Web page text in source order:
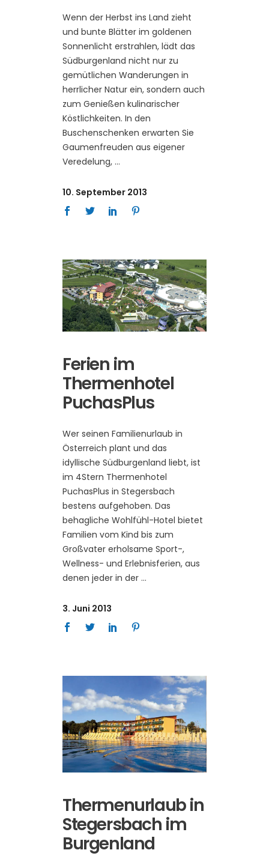
Wenn der Herbst ins Land zieht
und bunte Blätter im goldenen
Sonnenlicht erstrahlen, lädt das
Südburgenland nicht nur zu
gemütlichen Wanderungen in
herrlicher Natur ein, sondern auch
zum Genießen kulinarischer
Köstlichkeiten. In den
Buschenschenken erwarten Sie
Gaumenfreuden aus eigener
Veredelung,
10. September 2013
Ferien im
Thermenhotel
PuchasPlus
Wer seinen Familienurlaub in
Österreich plant und das
idyllische Südburgenland liebt, ist
im 4Stern Thermenhotel
PuchasPlus in Stegersbach
bestens aufgehoben. Das
behagliche Wohlfühl-Hotel bietet
Familien vom Kind bis zum
Großvater erholsame Sport-,
Wellness- und Erlebnisferien, aus
denen jeder in der
3. Juni 2013
Thermenurlaub in
Stegersbach im
Burgenland